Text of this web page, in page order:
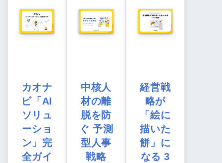
カオナ
ビ「AI
ソリュ
ーショ
ン」完
全ガイ
中核人
材の離
脱を防
ぐ 予測
型人事
戦略
経営戦
略が
「絵に
描いた
餅」に
なる 3